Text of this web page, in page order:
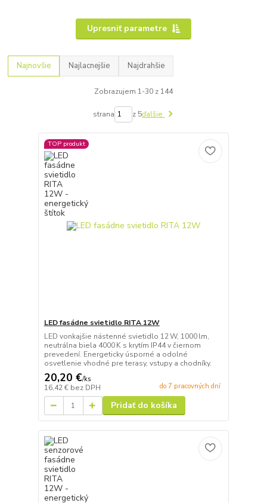
Upresniť parametre
Najnovšie Najlacnejšie Najdrahšie
Zobrazujem 1-30 z 144
strana z 5ďalšie
TOP produkt
LED fasádne svietidlo RITA 12W
LED vonkajšie nástenné svietidlo 12 W, 1000 lm,
neutrálna biela 4000 K s krytím IP44 v čiernom
prevedení. Energeticky úsporné a odolné
osvetlenie vhodné pre terasy, vstupy a chodníky.
20,20 €/ks
16,42 € bez DPH do 7 pracovných dní
Pridať do košíka